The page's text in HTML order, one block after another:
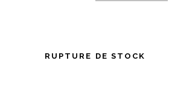
RUPTURE DE STOCK